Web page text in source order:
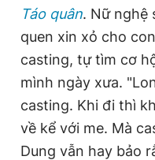
Táo quân. Nữ nghệ
quen xin xỏ cho
casting, tự tìm cơ
mình ngày xưa.
casting. Khi đi thì
về kể với me. Mà
Dung vẫn hay bảo